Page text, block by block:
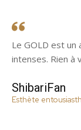
Le GOLD est un
intenses. Rien à
ShibariFan
Esthète